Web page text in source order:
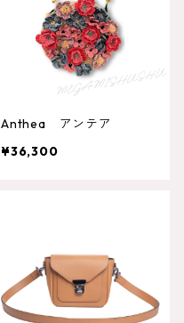
Anthea アンテア
¥36,300